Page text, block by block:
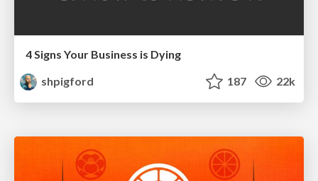
4 Signs Your Business is Dying
shpigford
187 22k